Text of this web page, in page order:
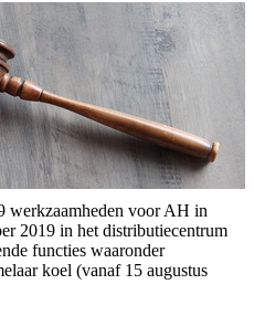
werkzaamheden voor AH in
2019 in het distributiecentrum
functies waaronder
koel (vanaf 15 augustus